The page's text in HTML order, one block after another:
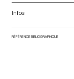
Infos
RÉFÉRENCE BIBLIOGRAPHIQUE